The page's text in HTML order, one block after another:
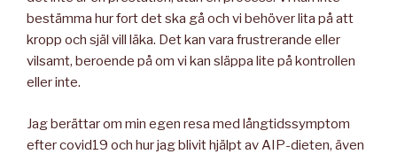
bestämma hur fort det ska gå och vi behöver lita på att
kropp och själ vill läka. Det kan vara frustrerande eller
vilsamt, beroende på om vi kan släppa lite på kontrollen
eller inte.
Jag berättar om min egen resa med långtidssymptom
efter covid19 och hur jag blivit hjälpt av AIP-dieten, även